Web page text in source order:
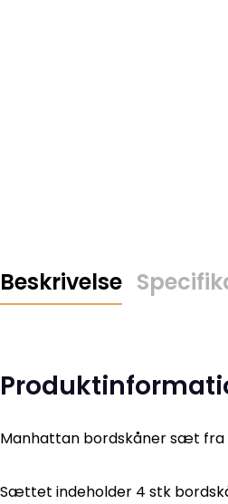
Beskrivelse
Manhattan bordskåner sæt fra
Sættet indeholder 4 stk